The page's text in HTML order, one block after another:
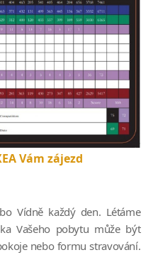
Vám zájezd
Vídně každý den. Létáme
Vašeho pobytu může být
nebo formu stravování.